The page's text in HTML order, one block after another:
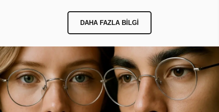
DAHA FAZLA BILGI